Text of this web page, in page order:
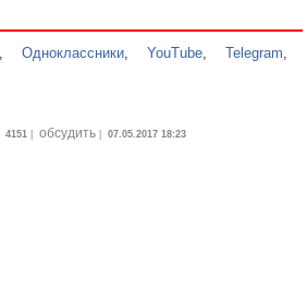
Одноклассники ,YouTube ,Telegram
4151 обсудить| 07.05.2017 18:23